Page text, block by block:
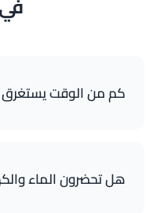
كم من الوقت يستغرق
هل تحضرون الماء